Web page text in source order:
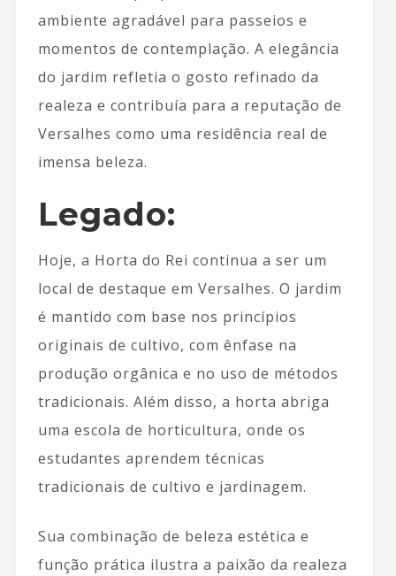
ambiente agradável para passeios e
momentos de contemplação. A elegância
do jardim refletia o gosto refinado da
realeza e contribuía para a reputação de
Versalhes como uma residência real de
imensa beleza.
Legado:
Hoje, a Horta do Rei continua a ser um
local de destaque em Versalhes. O jardim
é mantido com base nos princípios
originais de cultivo, com ênfase na
produção orgânica e no uso de métodos
tradicionais. Além disso, a horta abriga
uma escola de horticultura, onde os
estudantes aprendem técnicas
tradicionais de cultivo e jardinagem.
Sua combinação de beleza estética e
função prática ilustra a paixão da realeza